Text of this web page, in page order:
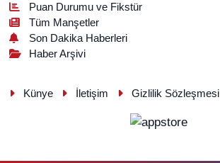
Puan Durumu ve Fikstür
Tüm Manşetler
Son Dakika Haberleri
Haber Arşivi
Künye İletişim Gizlilik Sözleşmesi